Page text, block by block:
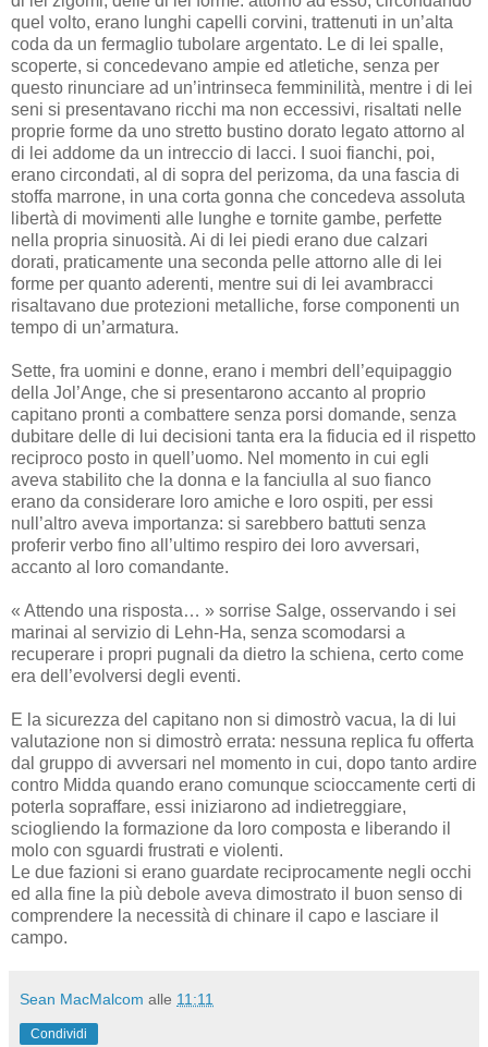
quel volto, erano lunghi capelli corvini, trattenuti in un’alta
coda da un fermaglio tubolare argentato. Le di lei spalle,
scoperte, si concedevano ampie ed atletiche, senza per
questo rinunciare ad un’intrinseca femminilità, mentre i di lei
seni si presentavano ricchi ma non eccessivi, risaltati nelle
proprie forme da uno stretto bustino dorato legato attorno al
di lei addome da un intreccio di lacci. I suoi fianchi, poi,
erano circondati, al di sopra del perizoma, da una fascia di
stoffa marrone, in una corta gonna che concedeva assoluta
libertà di movimenti alle lunghe e tornite gambe, perfette
nella propria sinuosità. Ai di lei piedi erano due calzari
dorati, praticamente una seconda pelle attorno alle di lei
forme per quanto aderenti, mentre sui di lei avambracci
risaltavano due protezioni metalliche, forse componenti un
tempo di un’armatura.
Sette, fra uomini e donne, erano i membri dell’equipaggio
della Jol’Ange, che si presentarono accanto al proprio
capitano pronti a combattere senza porsi domande, senza
dubitare delle di lui decisioni tanta era la fiducia ed il rispetto
reciproco posto in quell’uomo. Nel momento in cui egli
aveva stabilito che la donna e la fanciulla al suo fianco
erano da considerare loro amiche e loro ospiti, per essi
null’altro aveva importanza: si sarebbero battuti senza
proferir verbo fino all’ultimo respiro dei loro avversari,
accanto al loro comandante.
« Attendo una risposta… » sorrise Salge, osservando i sei
marinai al servizio di Lehn-Ha, senza scomodarsi a
recuperare i propri pugnali da dietro la schiena, certo come
era dell’evolversi degli eventi.
E la sicurezza del capitano non si dimostrò vacua, la di lui
valutazione non si dimostrò errata: nessuna replica fu offerta
dal gruppo di avversari nel momento in cui, dopo tanto ardire
contro Midda quando erano comunque scioccamente certi di
poterla sopraffare, essi iniziarono ad indietreggiare,
sciogliendo la formazione da loro composta e liberando il
molo con sguardi frustrati e violenti.
Le due fazioni si erano guardate reciprocamente negli occhi
ed alla fine la più debole aveva dimostrato il buon senso di
comprendere la necessità di chinare il capo e lasciare il
campo.
Sean MacMalcom alle 11:11
Condividi